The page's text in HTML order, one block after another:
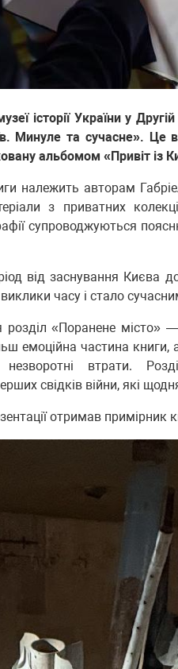
історії України у
Минуле та сучасне». Це
альбомом «Привіт із
належить авторам
з приватних
супроводжуються
від заснування Києва
часу і стало
«Поранене місто» —
емоційна частина
незворотні втрати.
свідків війни, які
отримав примірник